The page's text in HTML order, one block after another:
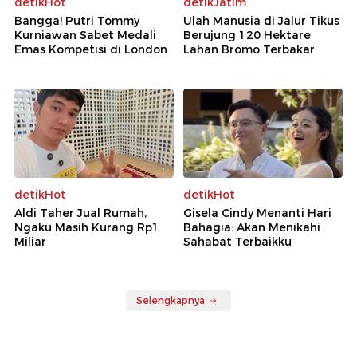
Bangga! Putri Tommy
Kurniawan Sabet Medali
Emas Kompetisi di London
Ulah Manusia di Jalur Tikus
Berujung 120 Hektare
Lahan Bromo Terbakar
detikHot
Aldi Taher Jual Rumah,
Ngaku Masih Kurang Rp1
Miliar
detikHot
Gisela Cindy Menanti Hari
Bahagia: Akan Menikahi
Sahabat Terbaikku
Selengkapnya